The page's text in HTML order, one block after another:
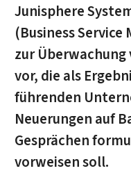
Junisphere
(Business Service
zur Überwachung
vor, die als
führenden
Neuerungen auf
Gesprächen
vorweisen soll.